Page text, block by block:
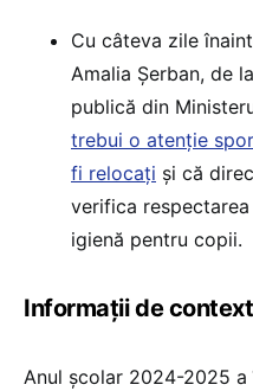
Cu câteva zile
Amalia Șerban, de
publică din
trebui o atenție
fi relocați și că
verifica
igienă pentru copii.
Informații de context
Anul școlar 2024-2025